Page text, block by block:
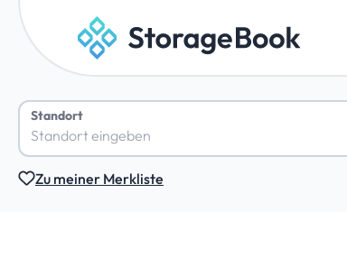
Standort
Zu meiner Merkliste